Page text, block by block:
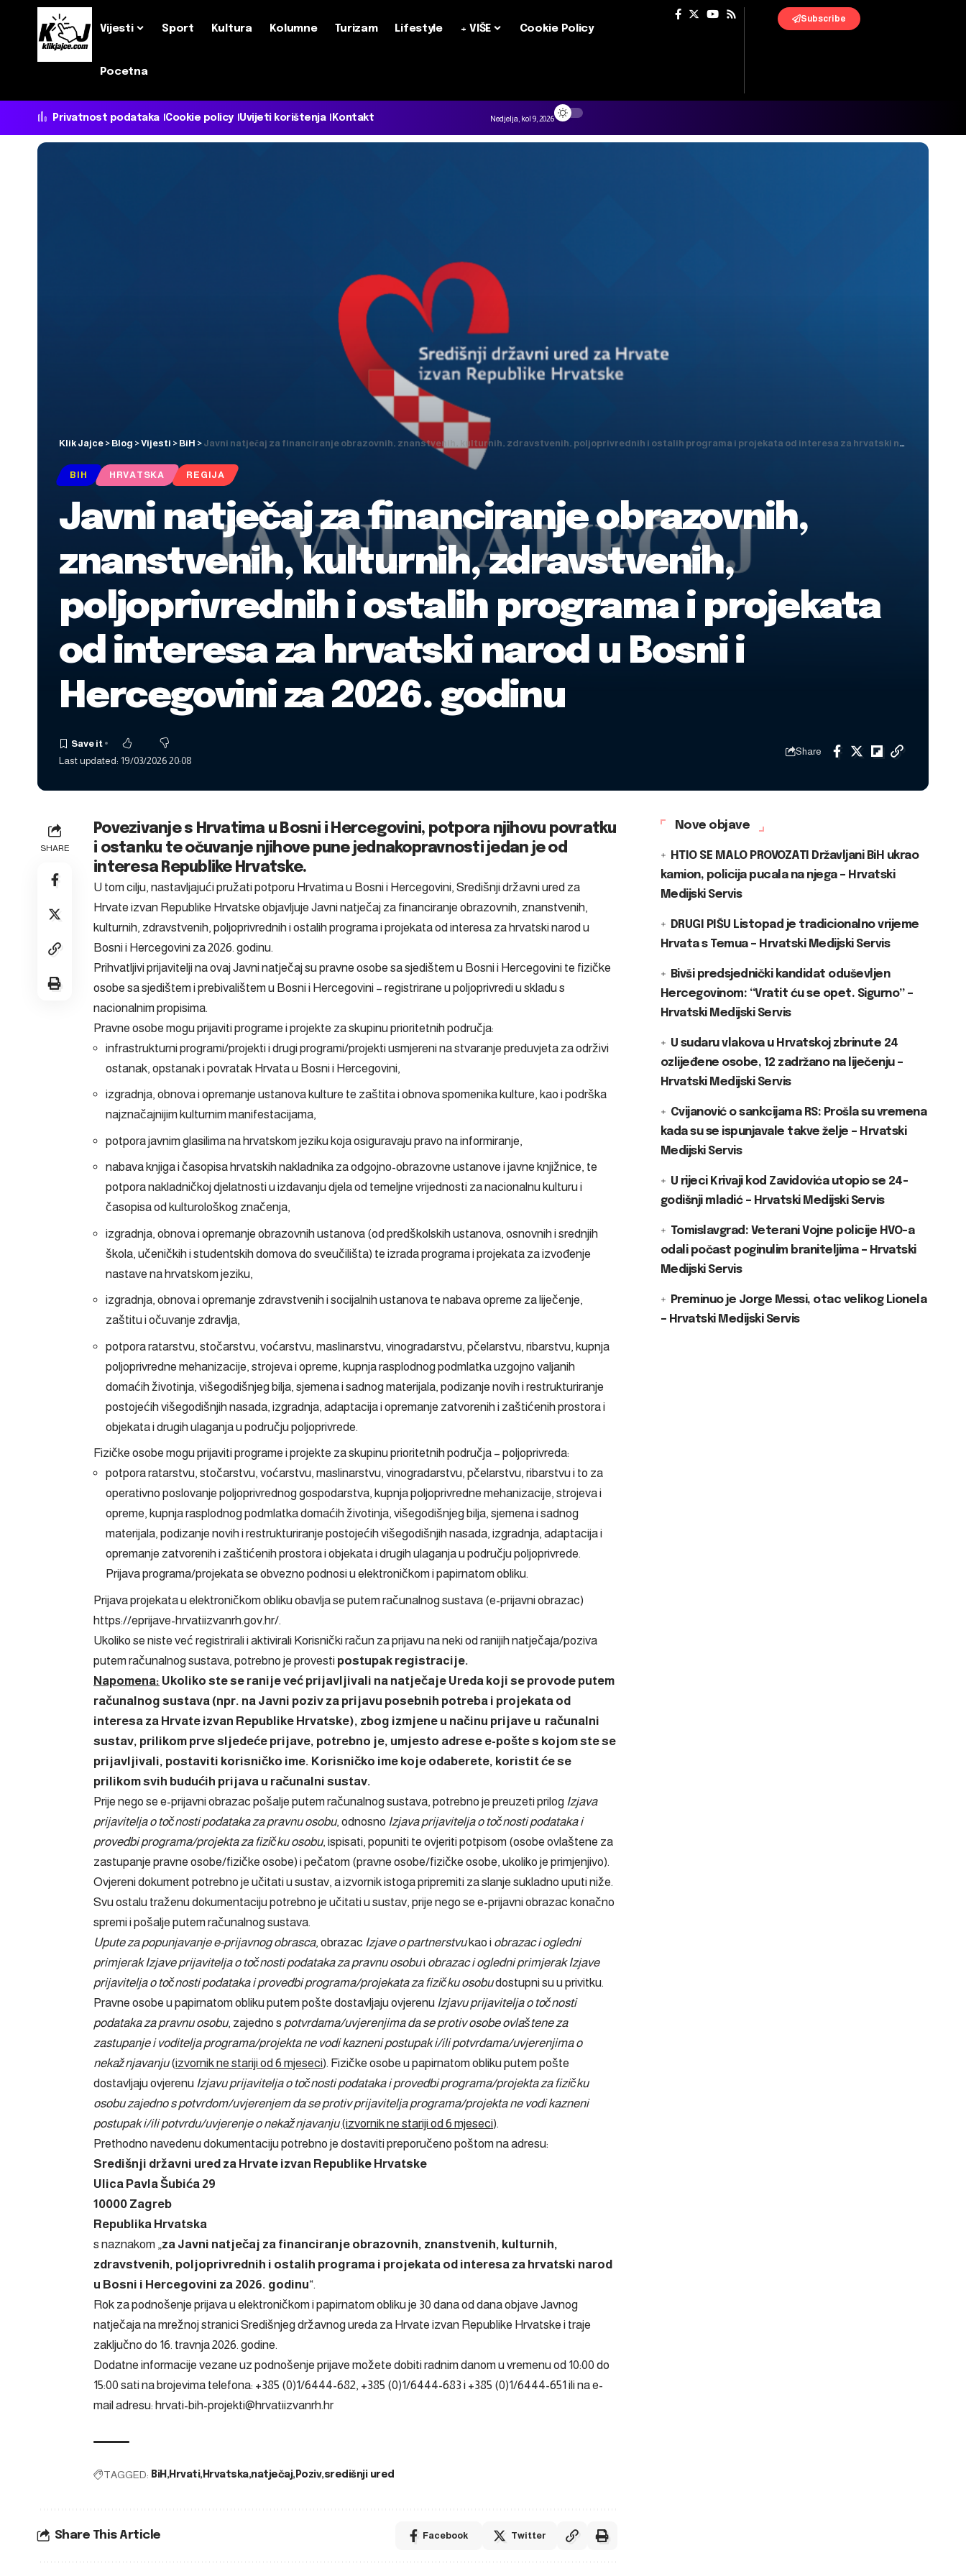
Vijesti Sport Kultura Kolumne Turizam Lifestyle + VIŠE Cookie Policy
Pocetna
Subscribe
Privatnost podataka Cookie policy Uvijeti korištenja Kontakt Nedjelja, kol 9, 2026
Klik Jajce > Blog >Vijesti > BiH > Javni natječaj za financiranje obrazovnih, znanstvenih, kulturnih, zdravstvenih, poljoprivrednih i ostalih programa i projekata od interesa za hrvatski narod u Bosni i Hercegovini za 2026. godinu
BIH HRVATSKA REGIJA
Javni natječaj za financiranje obrazovnih,
znanstvenih, kulturnih, zdravstvenih,
poljoprivrednih i ostalih programa i projekata
od interesa za hrvatski narod u Bosni i
Hercegovini za 2026. godinu
Last updated: 19/03/2026 20:08
Share
SHARE
Povezivanje s Hrvatima u Bosni i Hercegovini, potpora njihovu povratku
i ostanku te očuvanje njihove pune jednakopravnosti jedan je od
interesa Republike Hrvatske.
U tom cilju, nastavljajući pružati potporu Hrvatima u Bosni i Hercegovini, Središnji državni ured za
Hrvate izvan Republike Hrvatske objavljuje Javni natječaj za financiranje obrazovnih, znanstvenih,
kulturnih, zdravstvenih, poljoprivrednih i ostalih programa i projekata od interesa za hrvatski narod u
Bosni i Hercegovini za 2026. godinu.
Prihvatljivi prijavitelji na ovaj Javni natječaj su pravne osobe sa sjedištem u Bosni i Hercegovini te fizičke
osobe sa sjedištem i prebivalištem u Bosni i Hercegovini – registrirane u poljoprivredi u skladu s
nacionalnim propisima.
Pravne osobe mogu prijaviti programe i projekte za skupinu prioritetnih područja:
infrastrukturni programi/projekti i drugi programi/projekti usmjereni na stvaranje preduvjeta za održivi
ostanak, opstanak i povratak Hrvata u Bosni i Hercegovini,
izgradnja, obnova i opremanje ustanova kulture te zaštita i obnova spomenika kulture, kao i podrška
najznačajnijim kulturnim manifestacijama,
potpora javnim glasilima na hrvatskom jeziku koja osiguravaju pravo na informiranje,
nabava knjiga i časopisa hrvatskih nakladnika za odgojno-obrazovne ustanove i javne knjižnice, te
potpora nakladničkoj djelatnosti u izdavanju djela od temeljne vrijednosti za nacionalnu kulturu i
časopisa od kulturološkog značenja,
izgradnja, obnova i opremanje obrazovnih ustanova (od predškolskih ustanova, osnovnih i srednjih
škola, učeničkih i studentskih domova do sveučilišta) te izrada programa i projekata za izvođenje
nastave na hrvatskom jeziku,
izgradnja, obnova i opremanje zdravstvenih i socijalnih ustanova te nabava opreme za liječenje,
zaštitu i očuvanje zdravlja,
potpora ratarstvu, stočarstvu, voćarstvu, maslinarstvu, vinogradarstvu, pčelarstvu, ribarstvu, kupnja
poljoprivredne mehanizacije, strojeva i opreme, kupnja rasplodnog podmlatka uzgojno valjanih
domaćih životinja, višegodišnjeg bilja, sjemena i sadnog materijala, podizanje novih i restrukturiranje
postojećih višegodišnjih nasada, izgradnja, adaptacija i opremanje zatvorenih i zaštićenih prostora i
objekata i drugih ulaganja u području poljoprivrede.
Fizičke osobe mogu prijaviti programe i projekte za skupinu prioritetnih područja – poljoprivreda:
potpora ratarstvu, stočarstvu, voćarstvu, maslinarstvu, vinogradarstvu, pčelarstvu, ribarstvu i to za
operativno poslovanje poljoprivrednog gospodarstva, kupnja poljoprivredne mehanizacije, strojeva i
opreme, kupnja rasplodnog podmlatka domaćih životinja, višegodišnjeg bilja, sjemena i sadnog
materijala, podizanje novih i restrukturiranje postojećih višegodišnjih nasada, izgradnja, adaptacija i
opremanje zatvorenih i zaštićenih prostora i objekata i drugih ulaganja u području poljoprivrede.
Prijava programa/projekata se obvezno podnosi u elektroničkom i papirnatom obliku.
Prijava projekata u elektroničkom obliku obavlja se putem računalnog sustava (e-prijavni obrazac)
https://eprijave-hrvatiizvanrh.gov.hr/.
Ukoliko se niste već registrirali i aktivirali Korisnički račun za prijavu na neki od ranijih natječaja/poziva
putem računalnog sustava, potrebno je provesti postupak registracije.
Napomena: Ukoliko ste se ranije već prijavljivali na natječaje Ureda koji se provode putem
računalnog sustava (npr. na Javni poziv za prijavu posebnih potreba i projekata od
interesa za Hrvate izvan Republike Hrvatske), zbog izmjene u načinu prijave u računalni
sustav, prilikom prve sljedeće prijave, potrebno je, umjesto adrese e-pošte s kojom ste se
prijavljivali, postaviti korisničko ime. Korisničko ime koje odaberete, koristit će se
prilikom svih budućih prijava u računalni sustav.
Prije nego se e-prijavni obrazac pošalje putem računalnog sustava, potrebno je preuzeti prilog Izjava
prijavitelja o točnosti podataka za pravnu osobu, odnosno Izjava prijavitelja o točnosti podataka i
provedbi programa/projekta za fizičku osobu, ispisati, popuniti te ovjeriti potpisom (osobe ovlaštene za
zastupanje pravne osobe/fizičke osobe) i pečatom (pravne osobe/fizičke osobe, ukoliko je primjenjivo).
Ovjereni dokument potrebno je učitati u sustav, a izvornik istoga pripremiti za slanje sukladno uputi niže.
Svu ostalu traženu dokumentaciju potrebno je učitati u sustav, prije nego se e-prijavni obrazac konačno
spremi i pošalje putem računalnog sustava.
Upute za popunjavanje e-prijavnog obrasca, obrazac Izjave o partnerstvukao i obrazac i ogledni
primjerak Izjave prijavitelja o točnosti podataka za pravnu osobui obrazac i ogledni primjerak Izjave
prijavitelja o točnosti podataka i provedbi programa/projekata za fizičku osobudostupni su u privitku.
Pravne osobe u papirnatom obliku putem pošte dostavljaju ovjerenu Izjavu prijavitelja o točnosti
podataka za pravnu osobu, zajedno s potvrdama/uvjerenjima da se protiv osobe ovlaštene za
zastupanje i voditelja programa/projekta ne vodi kazneni postupak i/ili potvrdama/uvjerenjima o
nekažnjavanju(izvornik ne stariji od 6 mjeseci). Fizičke osobe u papirnatom obliku putem pošte
dostavljaju ovjerenu Izjavu prijavitelja o točnosti podataka i provedbi programa/projekta za fizičku
osobu zajedno s potvrdom/uvjerenjem da se protiv prijavitelja programa/projekta ne vodi kazneni
postupak i/ili potvrdu/uvjerenje o nekažnjavanju (izvornik ne stariji od 6 mjeseci).
Prethodno navedenu dokumentaciju potrebno je dostaviti preporučeno poštom na adresu:
Središnji državni ured za Hrvate izvan Republike Hrvatske
Ulica Pavla Šubića 29
10000 Zagreb
Republika Hrvatska
s naznakom „za Javni natječaj za financiranje obrazovnih, znanstvenih, kulturnih,
zdravstvenih, poljoprivrednih i ostalih programa i projekata od interesa za hrvatski narod
u Bosni i Hercegovini za 2026. godinu“.
Rok za podnošenje prijava u elektroničkom i papirnatom obliku je 30 dana od dana objave Javnog
natječaja na mrežnoj stranici Središnjeg državnog ureda za Hrvate izvan Republike Hrvatske i traje
zaključno do 16. travnja 2026. godine.
Dodatne informacije vezane uz podnošenje prijave možete dobiti radnim danom u vremenu od 10:00 do
15:00 sati na brojevima telefona: +385 (0)1/6444-682, +385 (0)1/6444-683 i +385 (0)1/6444-651 ili na e-
mail adresu: hrvati-bih-projekti@hrvatiizvanrh.hr
TAGGED: BiH Hrvati Hrvatska natječaj Poziv središnji ured
Share This Article Facebook Twitter
Nove objave
HTIO SE MALO PROVOZATI Državljani BiH ukrao
kamion, policija pucala na njega – Hrvatski
Medijski Servis
DRUGI PIŠU Listopad je tradicionalno vrijeme
Hrvata s Temua – Hrvatski Medijski Servis
Bivši predsjednički kandidat oduševljen
Hercegovinom: “Vratit ću se opet. Sigurno” –
Hrvatski Medijski Servis
U sudaru vlakova u Hrvatskoj zbrinute 24
ozlijeđene osobe, 12 zadržano na liječenju –
Hrvatski Medijski Servis
Cvijanović o sankcijama RS: Prošla su vremena
kada su se ispunjavale takve želje – Hrvatski
Medijski Servis
U rijeci Krivaji kod Zavidovića utopio se 24-
godišnji mladić – Hrvatski Medijski Servis
Tomislavgrad: Veterani Vojne policije HVO-a
odali počast poginulim braniteljima – Hrvatski
Medijski Servis
Preminuo je Jorge Messi, otac velikog Lionela
– Hrvatski Medijski Servis